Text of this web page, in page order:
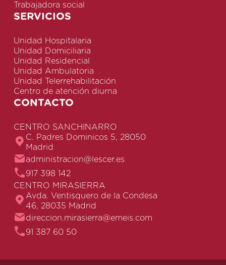
Trabajadora social
SERVICIOS
Unidad Hospitalaria
Unidad Domiciliaria
Unidad Residencial
Unidad Ambulatoria
Unidad Telerrehabilitación
Centro de atención diurna
CONTACTO
CENTRO SANCHINARRO
C. Padres Dominicos 5, 28050
Madrid
administracion@lescer.es
917 398 142
CENTRO MIRASIERRA
Avda. Ventisquero de la Condesa
46, 28035 Madrid
direccion.mirasierra@emeis.com
91 387 60 50